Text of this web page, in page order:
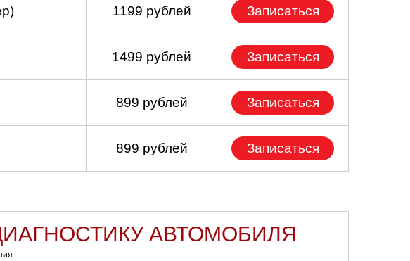
1199 рублей Записаться
1499 рублей Записаться
899 рублей Записаться
899 рублей Записаться
АВТОМОБИЛЯ